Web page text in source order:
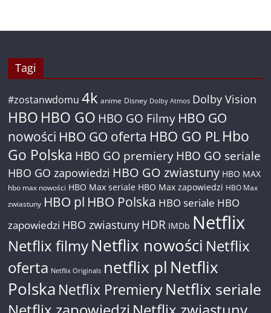
Tagi
#zostanwdomu 4k anime Disney Dolby Atmos Dolby Vision
HBO HBO GO HBO GO Filmy HBO GO
nowości HBO GO oferta HBO GO PL Hbo
Go Polska HBO GO premiery HBO GO seriale
HBO GO zapowiedzi HBO GO zwiastuny HBO MAX
hbo max nowości HBO Max seriale HBO Max zapowiedzi HBO Max
zwiastuny HBO pl HBO Polska HBO seriale HBO
zapowiedzi HBO zwiastuny HDR IMDb Netflix
Netflix filmyNetflix nowości Netflix
oferta Netflix Originals netflix pl Netflix
Polska Netflix PremieryNetflix seriale